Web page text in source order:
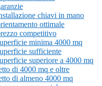
chiavi in mano
ottimale
competitivo
minima 4000 mq
sufficiente
superiore a 4000 mq
di 4000 mq e oltre
di almeno 4000 mq